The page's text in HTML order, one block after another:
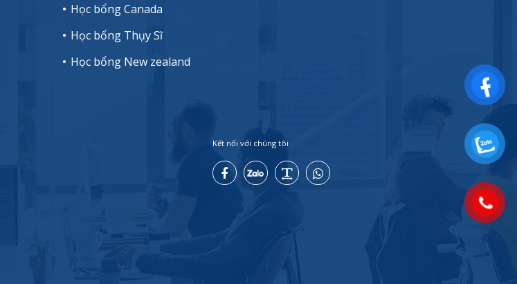
Học bổng Canada
Học bổng Thụy Sĩ
Học bổng New zealand
Kết nối với chúng tôi